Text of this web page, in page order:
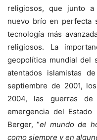
religiosos, que junto
nuevo brío en perfecta
tecnología más
religiosos. La
geopolítica mundial del
atentados islamistas
septiembre de 2001,
2004, las guerras
emergencia del Estado
Berger, “el mundo de
como siempre y en